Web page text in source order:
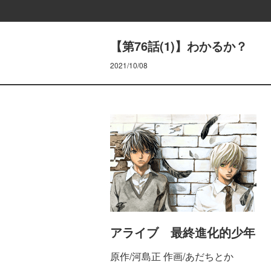
【第76話(1)】わかるか？
2021/10/08
アライブ 最終進化的少年
原作/河島正 作画/あだちとか